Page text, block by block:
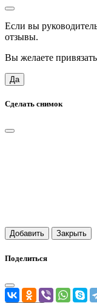
Если вы
отзывы.
Вы желаете
Да
Сделать снимок
Добавить Закрыть
Поделиться